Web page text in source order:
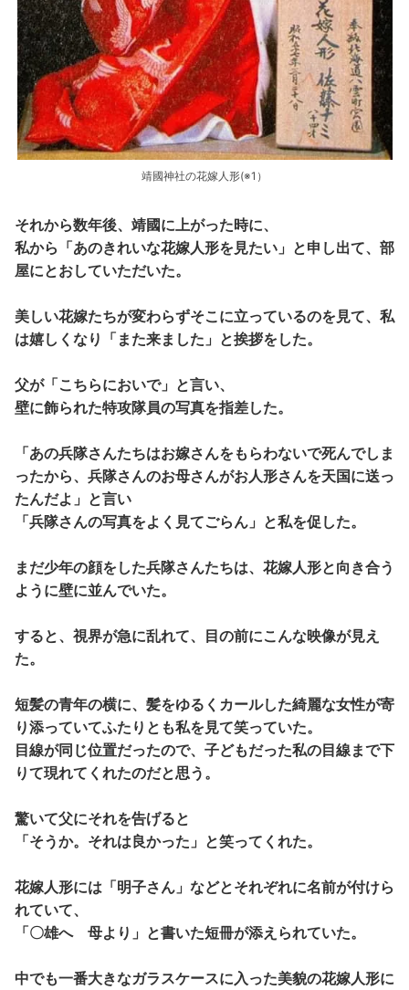
靖國神社の花嫁人形(※1）
それから数年後、靖國に上がった時に、
私から「あのきれいな花嫁人形を見たい」と申し出て、部
屋にとおしていただいた。
美しい花嫁たちが変わらずそこに立っているのを見て、私
は嬉しくなり「また来ました」と挨拶をした。
父が「こちらにおいで」と言い、
壁に飾られた特攻隊員の写真を指差した。
「あの兵隊さんたちはお嫁さんをもらわないで死んでしま
ったから、兵隊さんのお母さんがお人形さんを天国に送っ
たんだよ」と言い
「兵隊さんの写真をよく見てごらん」と私を促した。
まだ少年の顔をした兵隊さんたちは、花嫁人形と向き合う
ように壁に並んでいた。
すると、視界が急に乱れて、目の前にこんな映像が見え
た。
短髪の青年の横に、髪をゆるくカールした綺麗な女性が寄
り添っていてふたりとも私を見て笑っていた。
目線が同じ位置だったので、子どもだった私の目線まで下
りて現れてくれたのだと思う。
驚いて父にそれを告げると
「そうか。それは良かった」と笑ってくれた。
花嫁人形には「明子さん」などとそれぞれに名前が付けら
れていて、
「〇雄へ 母より」と書いた短冊が添えられていた。
中でも一番大きなガラスケースに入った美貌の花嫁人形に